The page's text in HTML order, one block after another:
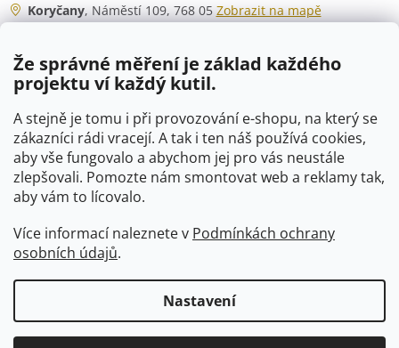
Že správné měření je základ každého
projektu ví každý kutil.
A stejně je tomu i při provozování e-shopu, na který se
zákazníci rádi vracejí. A tak i ten náš používá cookies,
aby vše fungovalo a abychom jej pro vás neustále
zlepšovali. Pomozte nám smontovat web a reklamy tak,
aby vám to lícovalo.
Více informací naleznete v Podmínkách ochrany
osobních údajů.
Nastavení
Koryčany, Náměstí 109, 768 05 Zobrazit na mapě
Po - Čt
06:00 - 07:00
07:30 - 15:30
Pá
06:00 - 07:00
07:30 - 15:00
So
07:00 - 10:00
Ne
zavřeno
Copyright 2026VTP-tvarovky.cz. Všechna práva vyhrazena.